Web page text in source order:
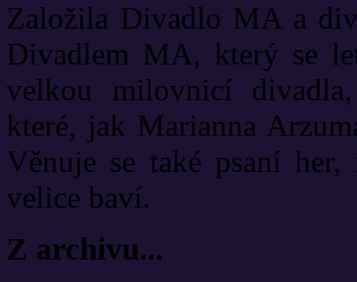
Založila Divadlo MA a
Divadlem MA, který se
velkou milovnicí
které, jak Marianna
Věnuje se také psaní
velice baví.
Z archivu...